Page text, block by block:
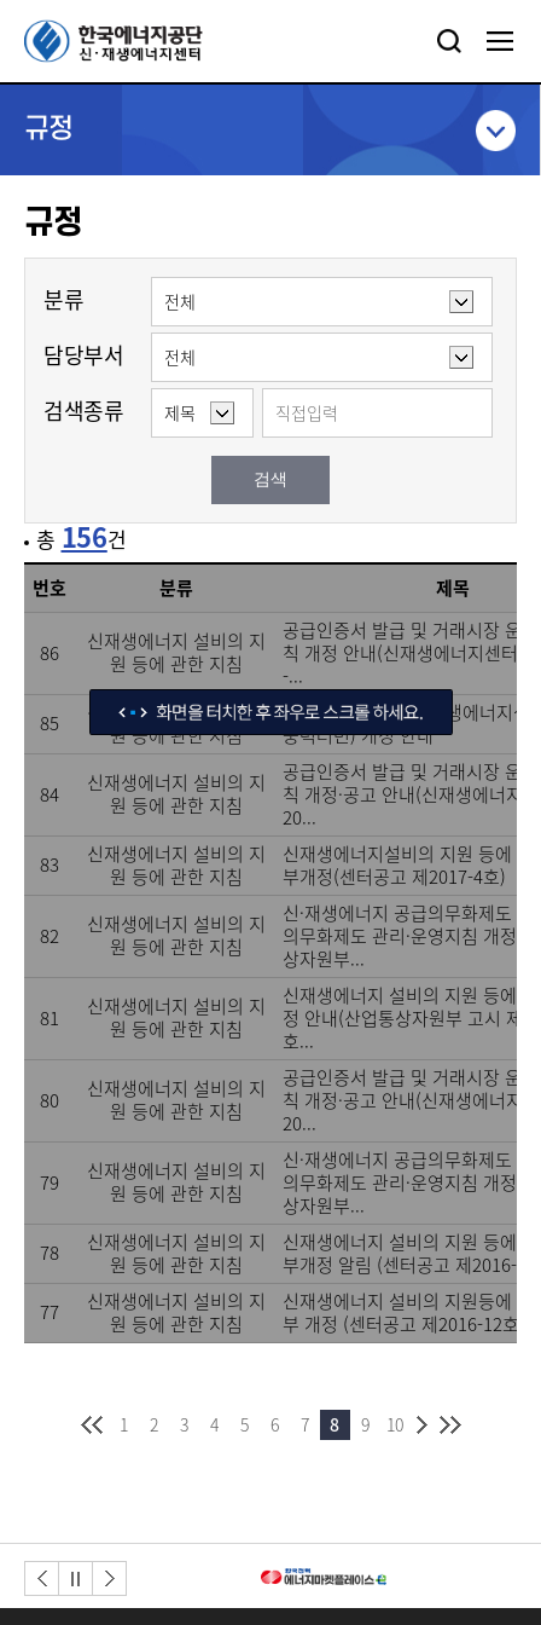
규정
규정
분류
담당부서
검색종류
검색
총 156건
번호 분류 제목
86
신재생에너지 설비의 지
원 등에 관한 지침
공급인증서 발급 및 거래시장 운
칙 개정 안내(신재생에너지센터
-...
85
신재생에너지 설비의 지
원 등에 관한 지침
KS인증업무규정(신재생에너지설
풍력터빈) 개정 안내
84
신재생에너지 설비의 지
원 등에 관한 지침
공급인증서 발급 및 거래시장 운
칙 개정·공고 안내(신재생에너지
20...
83
신재생에너지 설비의 지
원 등에 관한 지침
신재생에너지설비의 지원 등에 관
부개정(센터공고 제2017-4호)
82
신재생에너지 설비의 지
원 등에 관한 지침
신·재생에너지 공급의무화제도
의무화제도 관리·운영지침 개정
상자원부...
81
신재생에너지 설비의 지
원 등에 관한 지침
신재생에너지 설비의 지원 등에
정 안내(산업통상자원부 고시 제
호...
80
신재생에너지 설비의 지
원 등에 관한 지침
공급인증서 발급 및 거래시장 운
칙 개정·공고 안내(신재생에너지
20...
79
신재생에너지 설비의 지
원 등에 관한 지침
신·재생에너지 공급의무화제도
의무화제도 관리·운영지침 개정
상자원부...
78
신재생에너지 설비의 지
원 등에 관한 지침
신재생에너지 설비의 지원 등에
부개정 알림 (센터공고 제2016-
77
신재생에너지 설비의 지
원 등에 관한 지침
신재생에너지 설비의 지원등에 관
부 개정 (센터공고 제2016-12호,
1 2 3 4 5 6 7 8 9 10